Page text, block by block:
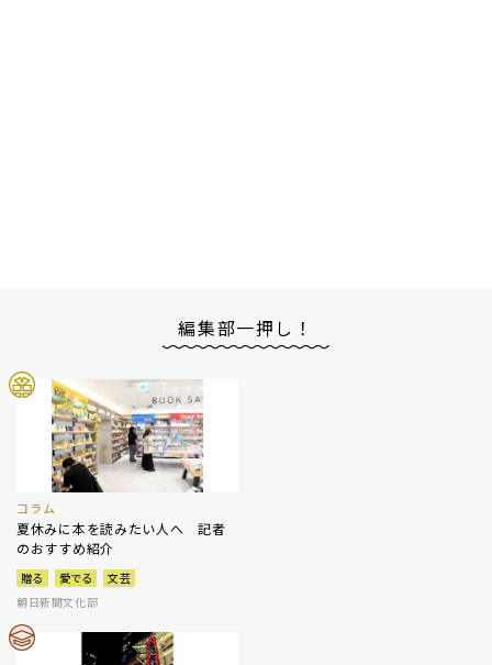
編集部一押し！
コラム
夏休みに本を読みたい人へ 記者
のおすすめ紹介
贈る 愛でる
文芸
朝日新聞文化部